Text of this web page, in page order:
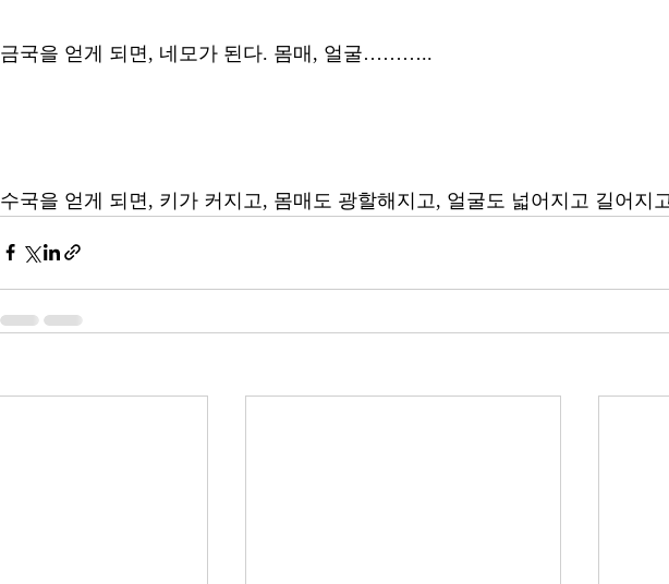
금국을 얻게 되면, 네모가 된다. 몸매, 얼굴………..
수국을 얻게 되면, 키가 커지고, 몸매도 광할해지고, 얼굴도 넓어지고 길어지고